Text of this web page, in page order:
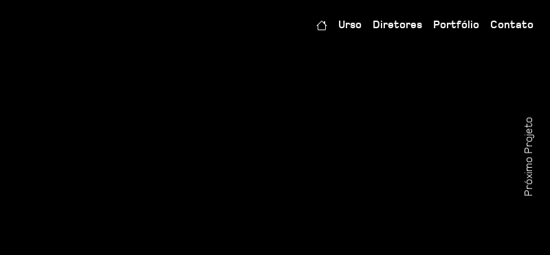
Urso Diretores Portfólio Contato
Próximo Projeto